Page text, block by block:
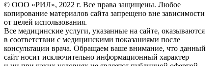
© ООО «РИЛ», 2022 г. Все права защищены. Любое
копирование материалов сайта запрещено вне зависимости
от целей использования.
Все медицинские услуги, указанные на сайте, оказываются
в соответствии с медицинскими показаниями после
консультации врача. Обращаем ваше внимание, что данный
сайт носит исключительно информационный характер